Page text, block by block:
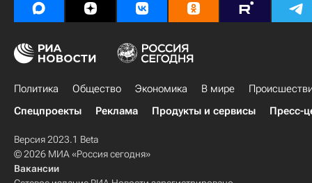
Политика Общество Экономика В мире
Спецпроекты
Реклама Продукты и сервисы Пресс-
Версия 2023.1 Beta
© 2026 МИА «Россия сегодня»
Вакансии